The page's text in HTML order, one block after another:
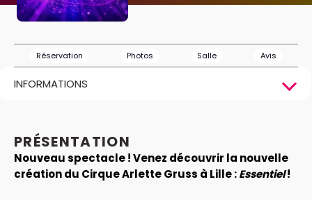
Réservation Photos Salle Avis
INFORMATIONS
PRÉSENTATION
Nouveau spectacle ! Venez découvrir la nouvelle
création du Cirque Arlette Gruss à Lille :Essentiel!